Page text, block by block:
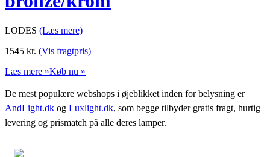
LODES (Læs mere)
1545 kr. (Vis fragtpris)
Læs mere »Køb nu »
De mest populære webshops i øjeblikket inden for belysning er
AndLight.dk og Luxlight.dk, som begge tilbyder gratis fragt, hurtig
levering og prismatch på alle deres lamper.